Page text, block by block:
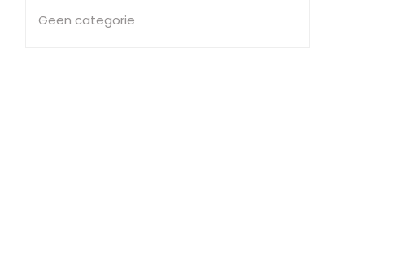
Geen categorie